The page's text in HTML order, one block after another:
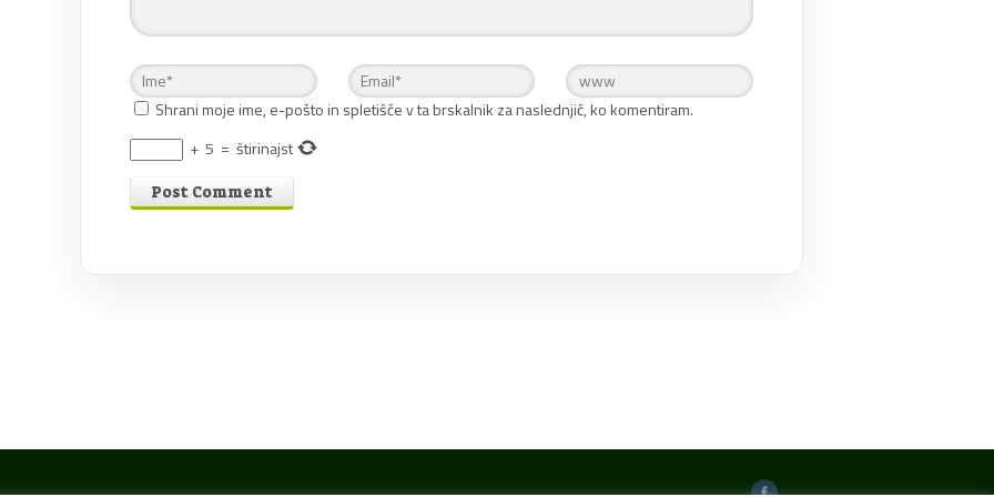
Shrani moje ime, e-pošto in spletišče v ta brskalnik za naslednjič, ko komentiram.
+ 5 = štirinajst